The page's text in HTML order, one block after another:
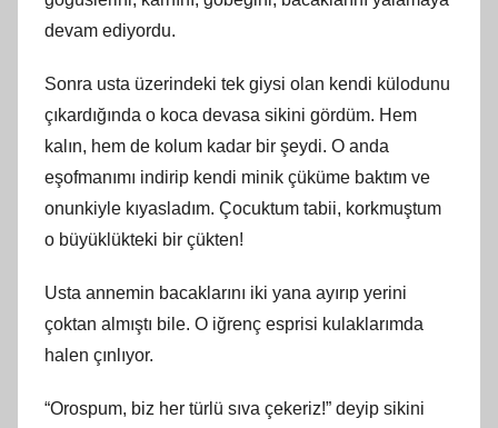
devam ediyordu.
Sonra usta üzerindeki tek giysi olan kendi külodunu
çıkardığında o koca devasa sikini gördüm. Hem
kalın, hem de kolum kadar bir şeydi. O anda
eşofmanımı indirip kendi minik çüküme baktım ve
onunkiyle kıyasladım. Çocuktum tabii, korkmuştum
o büyüklükteki bir çükten!
Usta annemin bacaklarını iki yana ayırıp yerini
çoktan almıştı bile. O iğrenç esprisi kulaklarımda
halen çınlıyor.
“Orospum, biz her türlü sıva çekeriz!” deyip sikini